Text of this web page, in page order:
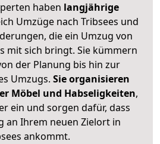
haben langjährige
Umzüge nach Tribsees und
die ein Umzug von
mit sich bringt. Sie kümmern
der Planung bis hin zur
Umzugs. Sie organisieren
Möbel und Habseligkeiten,
ein und sorgen dafür, dass
an Ihrem neuen Zielort in
ankommt.